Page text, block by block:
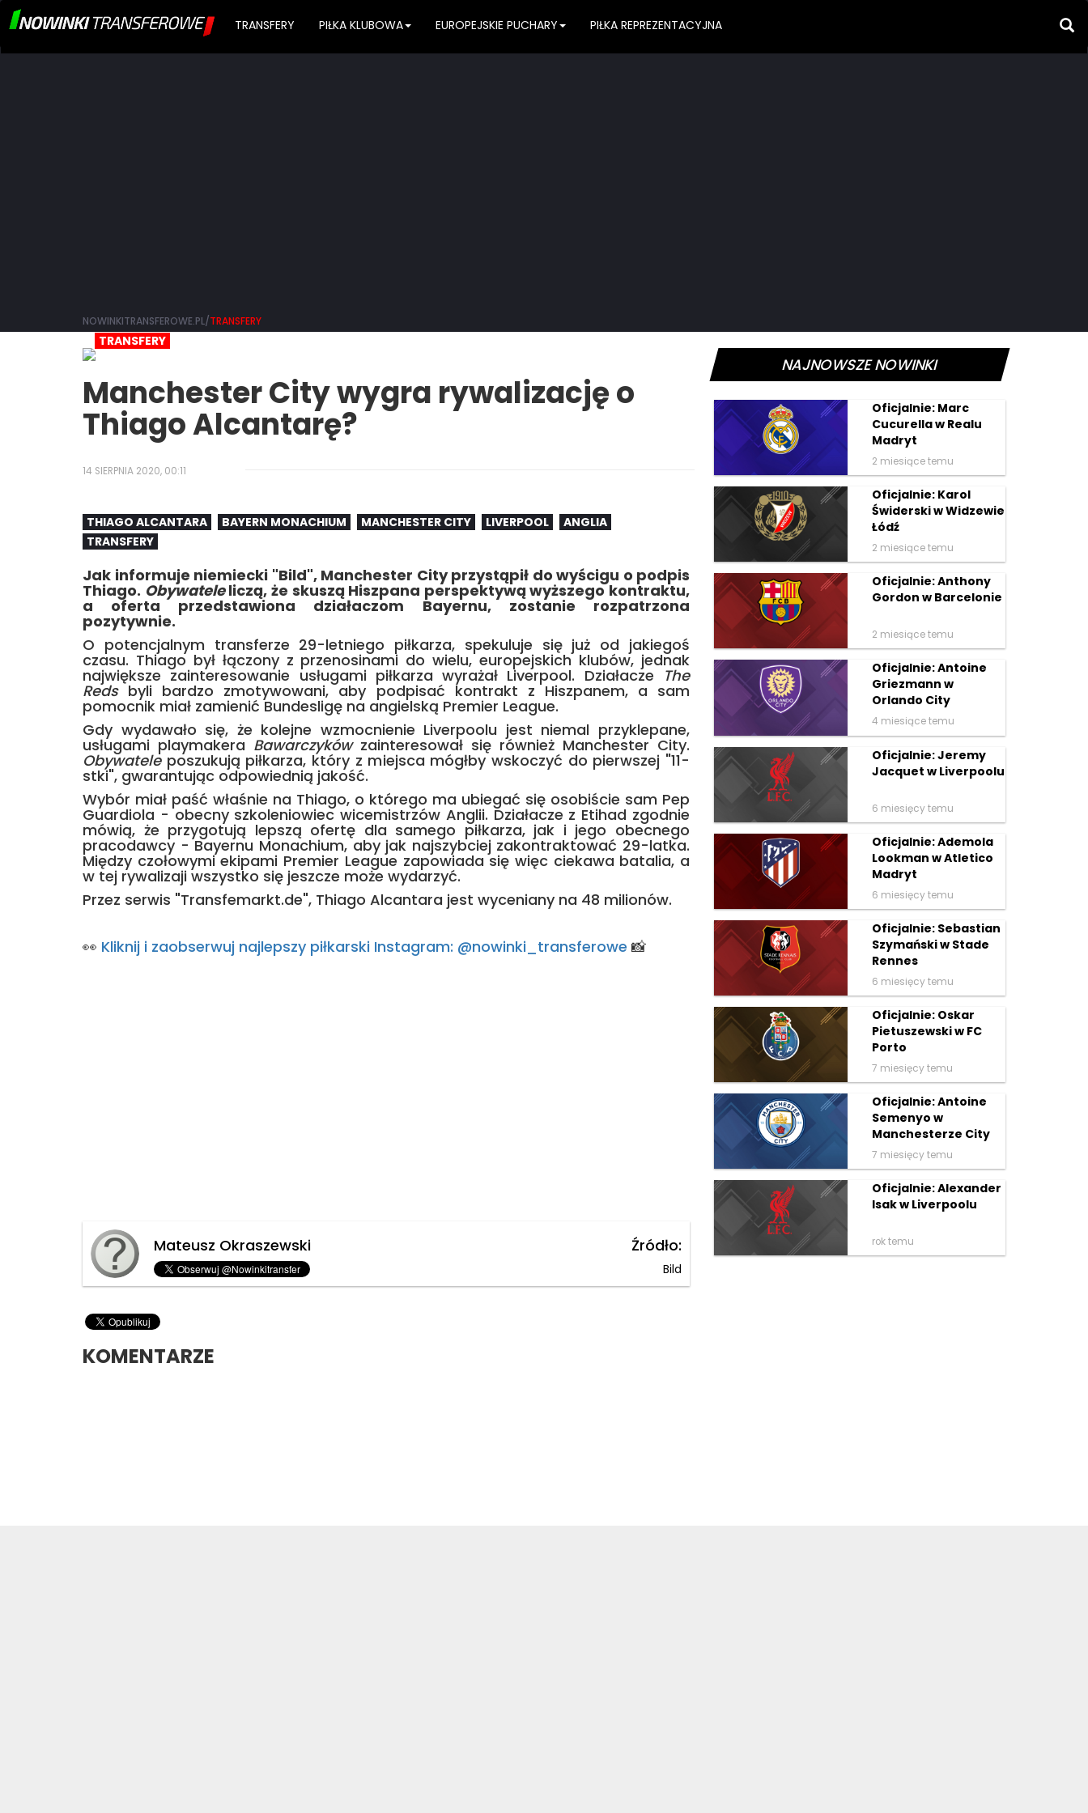
TRANSFERY PIŁKA KLUBOWA EUROPEJSKIE PUCHARY PIŁKA REPREZENTACYJNA
NOWINKITRANSFEROWE.PL/TRANSFERY
TRANSFERY
Manchester City wygra rywalizację o
Thiago Alcantarę?
14 SIERPNIA 2020, 00:11
THIAGO ALCANTARA BAYERN MONACHIUM MANCHESTER CITY LIVERPOOL
ANGLIA
TRANSFERY
Jak informuje niemiecki "Bild", Manchester City przystąpił do wyścigu o podpis
Thiago. Obywateleliczą, że skuszą Hiszpana perspektywą wyższego kontraktu,
a oferta przedstawiona działaczom Bayernu, zostanie rozpatrzona
pozytywnie.
O potencjalnym transferze 29-letniego piłkarza, spekuluje się już od jakiegoś
czasu. Thiago był łączony z przenosinami do wielu, europejskich klubów, jednak
największe zainteresowanie usługami piłkarza wyrażał Liverpool. Działacze The
Redsbyli bardzo zmotywowani, aby podpisać kontrakt z Hiszpanem, a sam
pomocnik miał zamienić Bundesligę na angielską Premier League.
Gdy wydawało się, że kolejne wzmocnienie Liverpoolu jest niemal przyklepane,
usługami playmakera Bawarczykówzainteresował się również Manchester City.
Obywateleposzukują piłkarza, który z miejsca mógłby wskoczyć do pierwszej "11-
stki", gwarantując odpowiednią jakość.
Wybór miał paść właśnie na Thiago, o którego ma ubiegać się osobiście sam Pep
Guardiola - obecny szkoleniowiec wicemistrzów Anglii. Działacze z Etihad zgodnie
mówią, że przygotują lepszą ofertę dla samego piłkarza, jak i jego obecnego
pracodawcy - Bayernu Monachium, aby jak najszybciej zakontraktować 29-latka.
Między czołowymi ekipami Premier League zapowiada się więc ciekawa batalia, a
w tej rywalizaji wszystko się jeszcze może wydarzyć.
Przez serwis "Transfemarkt.de", Thiago Alcantara jest wyceniany na 48 milionów.
👀 Kliknij i zaobserwuj najlepszy piłkarski Instagram: @nowinki_transferowe 📸
Mateusz Okraszewski Źródło:
Bild
KOMENTARZE
NAJNOWSZE NOWINKI
Oficjalnie: Marc
Cucurella w Realu
Madryt
2 miesiące temu
Oficjalnie: Karol
Świderski w Widzewie
Łódź
2 miesiące temu
Oficjalnie: Anthony
Gordon w Barcelonie
2 miesiące temu
Oficjalnie: Antoine
Griezmann w
Orlando City
4 miesiące temu
Oficjalnie: Jeremy
Jacquet w Liverpoolu
6 miesięcy temu
Oficjalnie: Ademola
Lookman w Atletico
Madryt
6 miesięcy temu
Oficjalnie: Sebastian
Szymański w Stade
Rennes
6 miesięcy temu
Oficjalnie: Oskar
Pietuszewski w FC
Porto
7 miesięcy temu
Oficjalnie: Antoine
Semenyo w
Manchesterze City
7 miesięcy temu
Oficjalnie: Alexander
Isak w Liverpoolu
rok temu